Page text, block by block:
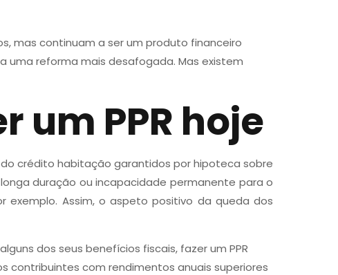
mas continuam a ser um produto financeiro
reforma mais desafogada. Mas existem
um PPR hoje
crédito habitação garantidos por hipoteca sobre
duração ou incapacidade permanente para o
Assim, o aspeto positivo da queda dos
dos seus benefícios fiscais, fazer um PPR
contribuintes com rendimentos anuais superiores